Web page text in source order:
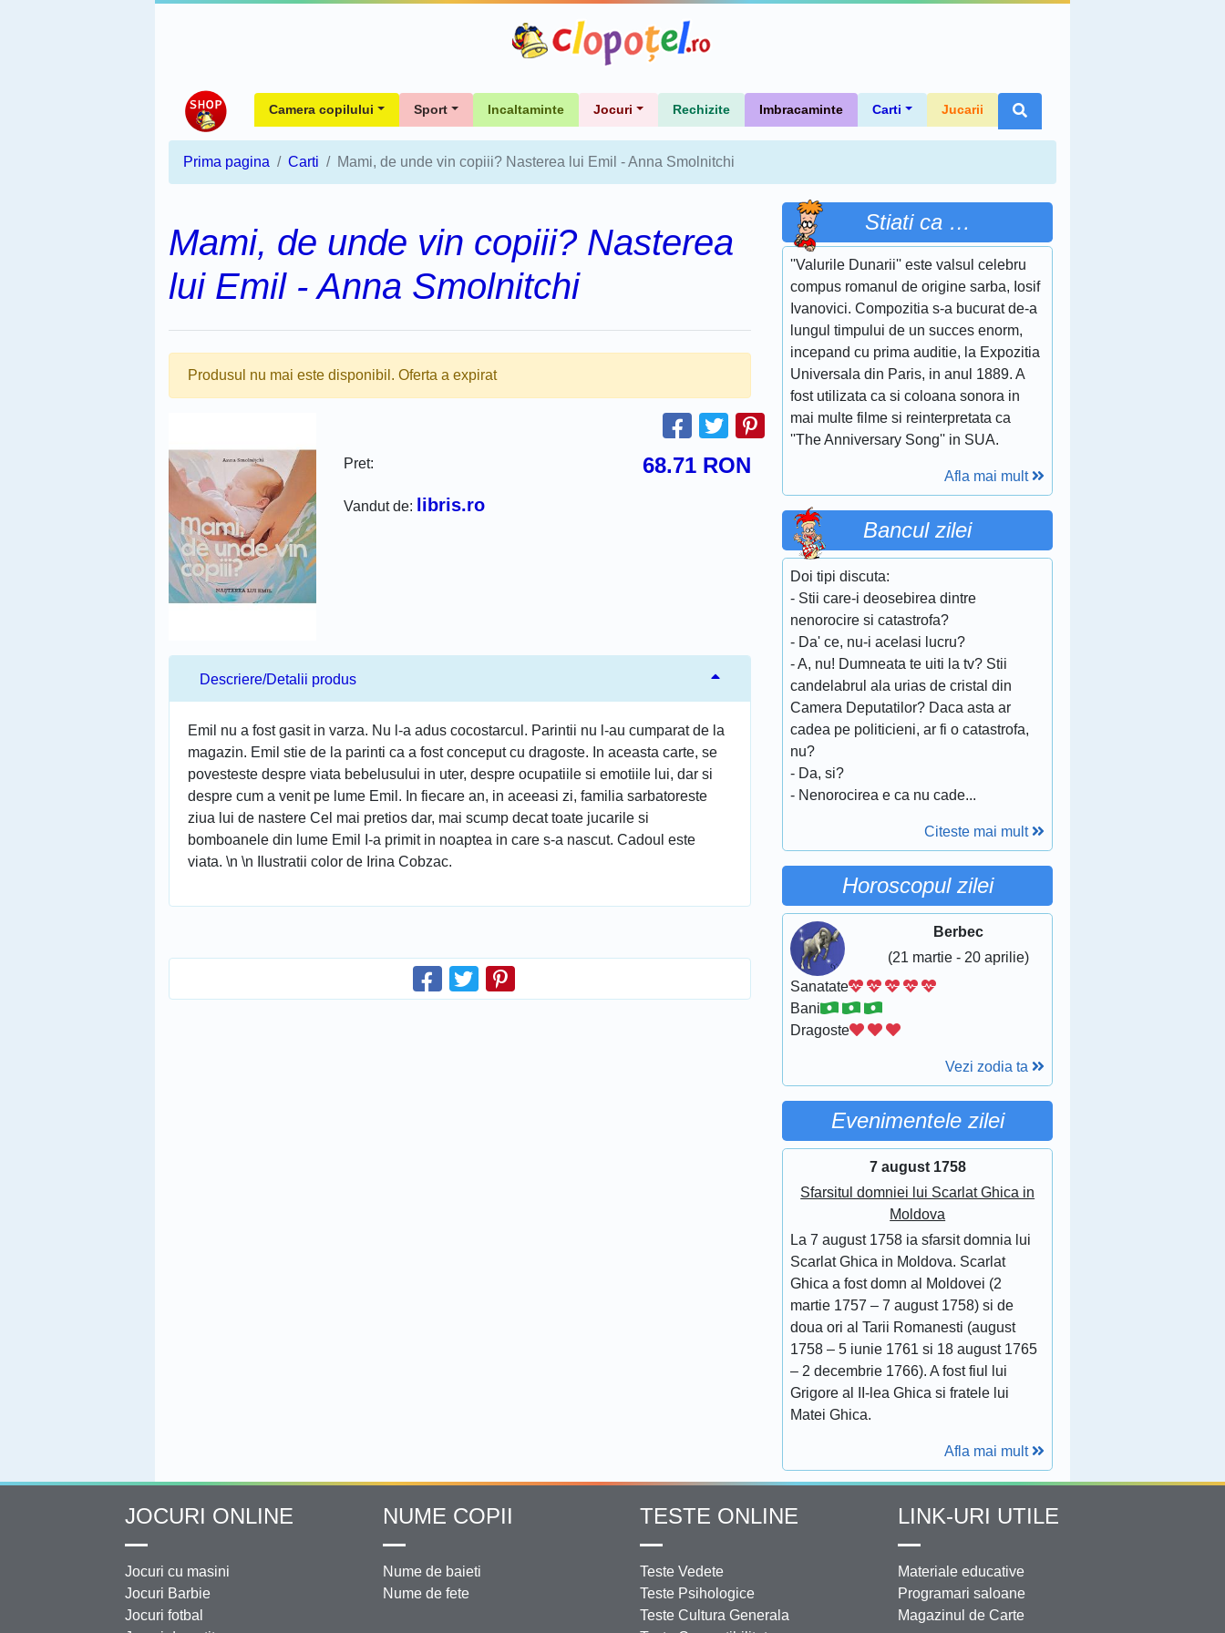
Camera copilului Sport Incaltaminte Jocuri Rechizite Imbracaminte Carti Jucarii
Prima pagina Carti Mami, de unde vin copiii? Nasterea lui Emil - Anna Smolnitchi
Mami, de unde vin copiii? Nasterea
lui Emil - Anna Smolnitchi
Produsul nu mai este disponibil. Oferta a expirat
Pret: 68.71 RON
Vandut de: libris.ro
Descriere/Detalii produs
Emil nu a fost gasit in varza. Nu l-a adus cocostarcul. Parintii nu l-au cumparat de la
magazin. Emil stie de la parinti ca a fost conceput cu dragoste. In aceasta carte, se
povesteste despre viata bebelusului in uter, despre ocupatiile si emotiile lui, dar si
despre cum a venit pe lume Emil. In fiecare an, in aceeasi zi, familia sarbatoreste
ziua lui de nastere Cel mai pretios dar, mai scump decat toate jucarile si
bomboanele din lume Emil I-a primit in noaptea in care s-a nascut. Cadoul este
viata. \n \n Ilustratii color de Irina Cobzac.
Stiati ca …
''Valurile Dunarii'' este valsul celebru
compus romanul de origine sarba, Iosif
Ivanovici. Compozitia s-a bucurat de-a
lungul timpului de un succes enorm,
incepand cu prima auditie, la Expozitia
Universala din Paris, in anul 1889. A
fost utilizata ca si coloana sonora in
mai multe filme si reinterpretata ca
''The Anniversary Song'' in SUA.
Afla mai mult
Bancul zilei
Doi tipi discuta:
- Stii care-i deosebirea dintre
nenorocire si catastrofa?
- Da' ce, nu-i acelasi lucru?
- A, nu! Dumneata te uiti la tv? Stii
candelabrul ala urias de cristal din
Camera Deputatilor? Daca asta ar
cadea pe politicieni, ar fi o catastrofa,
nu?
- Da, si?
- Nenorocirea e ca nu cade...
Citeste mai mult
Horoscopul zilei
Berbec
(21 martie - 20 aprilie)
Sanatate
Bani
Dragoste
Vezi zodia ta
Evenimentele zilei
7 august 1758
Sfarsitul domniei lui Scarlat Ghica in
Moldova
La 7 august 1758 ia sfarsit domnia lui
Scarlat Ghica in Moldova. Scarlat
Ghica a fost domn al Moldovei (2
martie 1757 – 7 august 1758) si de
doua ori al Tarii Romanesti (august
1758 – 5 iunie 1761 si 18 august 1765
– 2 decembrie 1766). A fost fiul lui
Grigore al II-lea Ghica si fratele lui
Matei Ghica.
Afla mai mult
JOCURI ONLINE
Jocuri cu masini
Jocuri Barbie
Jocuri fotbal
NUME COPII
Nume de baieti
Nume de fete
TESTE ONLINE
Teste Vedete
Teste Psihologice
Teste Cultura Generala
LINK-URI UTILE
Materiale educative
Programari saloane
Magazinul de Carte